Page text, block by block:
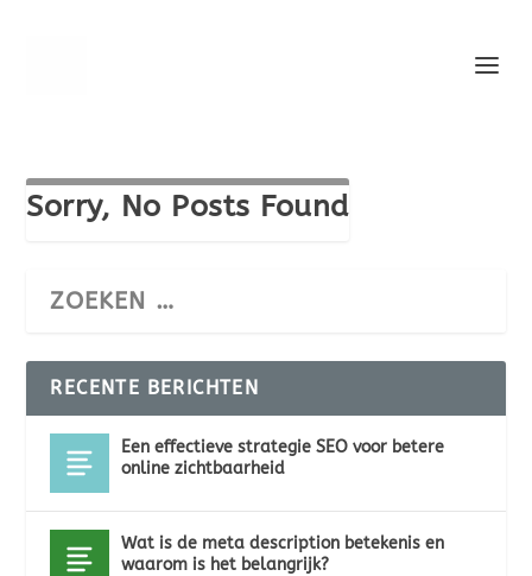
Sorry, No Posts Found
RECENTE BERICHTEN
Een effectieve strategie SEO voor betere
online zichtbaarheid
Wat is de meta description betekenis en
waarom is het belangrijk?